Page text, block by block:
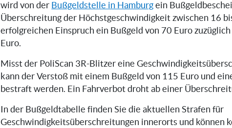
wird von der Bußgeldstelle in Hamburg ein
Überschreitung der Höchstgeschwindigkeit zwischen 16
erfolgreichen Einspruch ein Bußgeld von 70 Euro
Euro.
Misst der PoliScan 3R-Blitzer eine
kann der Verstoß mit einem Bußgeld von 115 Euro und
bestraft werden. Ein Fahrverbot droht ab einer
In der Bußgeldtabelle finden Sie die aktuellen Strafen für
Geschwindigkeitsüberschreitungen innerorts und können